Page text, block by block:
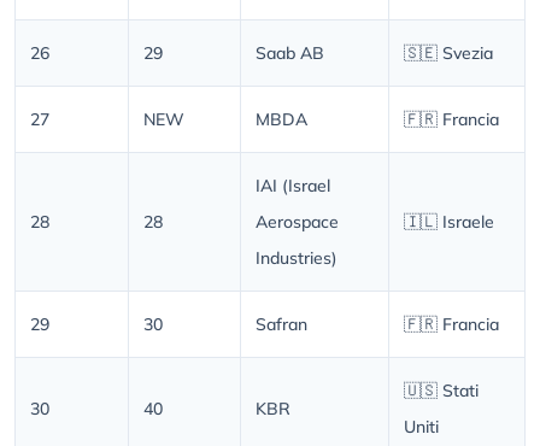
26 29 Saab AB 🇸🇪 Svezia
27 NEW MBDA 🇫🇷 Francia
28 28
IAI (Israel
Aerospace
Industries)
🇮🇱 Israele
29 30 Safran 🇫🇷 Francia
30 40 KBR
🇺🇸 Stati
Uniti